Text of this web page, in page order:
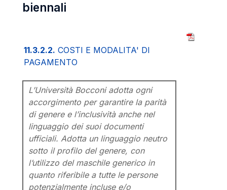
biennali
11.3.2.2. COSTI E MODALITA' DI
PAGAMENTO
L’Università Bocconi adotta ogni
accorgimento per garantire la parità
di genere e l’inclusività anche nel
linguaggio dei suoi documenti
ufficiali. Adotta un linguaggio neutro
sotto il profilo del genere, con
l’utilizzo del maschile generico in
quanto riferibile a tutte le persone
potenzialmente incluse e/o